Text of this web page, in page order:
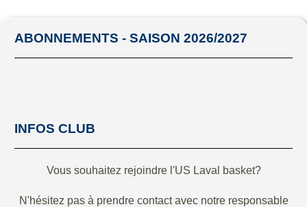
ABONNEMENTS - SAISON 2026/2027
INFOS CLUB
Vous souhaitez rejoindre l'US Laval basket?
N'hésitez pas à prendre contact avec notre responsable